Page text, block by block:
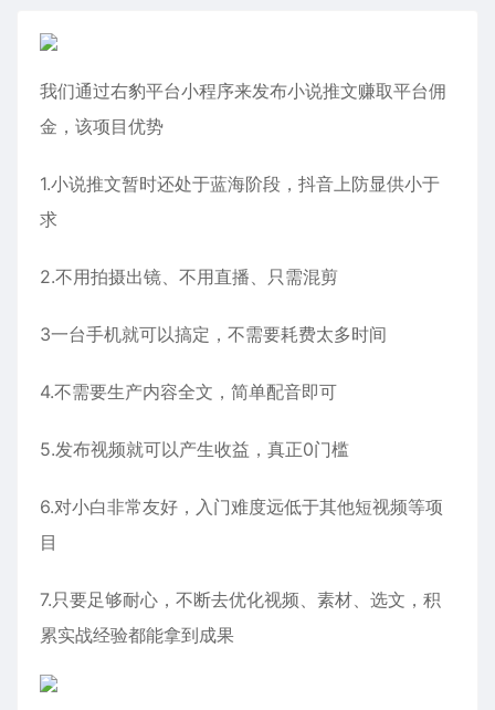
我们通过右豹平台小程序来发布小说推文赚取平台佣
金，该项目优势
1.小说推文暂时还处于蓝海阶段，抖音上防显供小于
求
2.不用拍摄出镜、不用直播、只需混剪
3一台手机就可以搞定，不需要耗费太多时间
4.不需要生产内容全文，简单配音即可
5.发布视频就可以产生收益，真正0门槛
6.对小白非常友好，入门难度远低于其他短视频等项
目
7.只要足够耐心，不断去优化视频、素材、选文，积
累实战经验都能拿到成果